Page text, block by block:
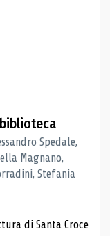
Spedale,
Magnano,
Stefania
di Santa Croce